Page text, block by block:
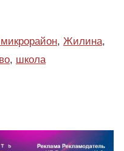
, Жилина,
, школа